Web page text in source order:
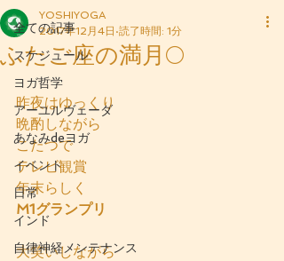
全ての記事
スケジュール
ヨガ哲学
アーユルヴェーダ
あなみdeヨガ
イベント
日常
インド
自律神経メンテナンス
ふたご座の満月🌕
YOSHIYOGA
2017年12月4日 読了時間: 1分
昨夜はゆっくり
晩酌しながら
こたつで
テレビ観賞
年末らしく
M1グランプリ
大笑いしながら